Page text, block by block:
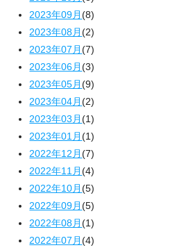
2023年09月(8)
2023年08月(2)
2023年07月(7)
2023年06月(3)
2023年05月(9)
2023年04月(2)
2023年03月(1)
2023年01月(1)
2022年12月(7)
2022年11月(4)
2022年10月(5)
2022年09月(5)
2022年08月(1)
2022年07月(4)